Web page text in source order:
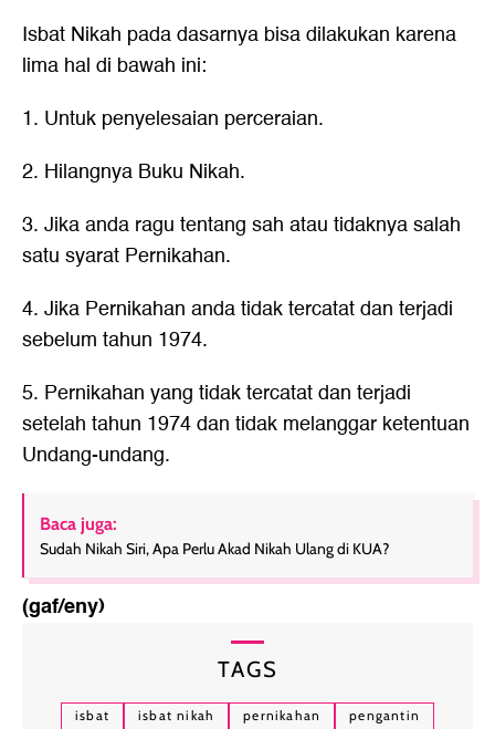
Isbat Nikah pada dasarnya bisa dilakukan karena
lima hal di bawah ini:
1. Untuk penyelesaian perceraian.
2. Hilangnya Buku Nikah.
3. Jika anda ragu tentang sah atau tidaknya salah
satu syarat Pernikahan.
4. Jika Pernikahan anda tidak tercatat dan terjadi
sebelum tahun 1974.
5. Pernikahan yang tidak tercatat dan terjadi
setelah tahun 1974 dan tidak melanggar ketentuan
Undang-undang.
Baca juga:
Sudah Nikah Siri, Apa Perlu Akad Nikah Ulang di KUA?
(gaf/eny)
TAGS
isbat isbat nikah pernikahan
pengantin